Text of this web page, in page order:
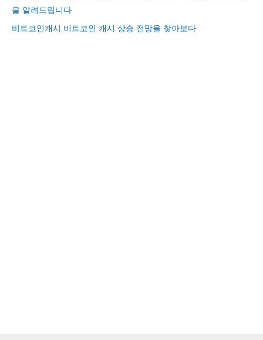
을 알려드립니다
비트코인캐시 비트코인 캐시 상승 전망을 찾아보다